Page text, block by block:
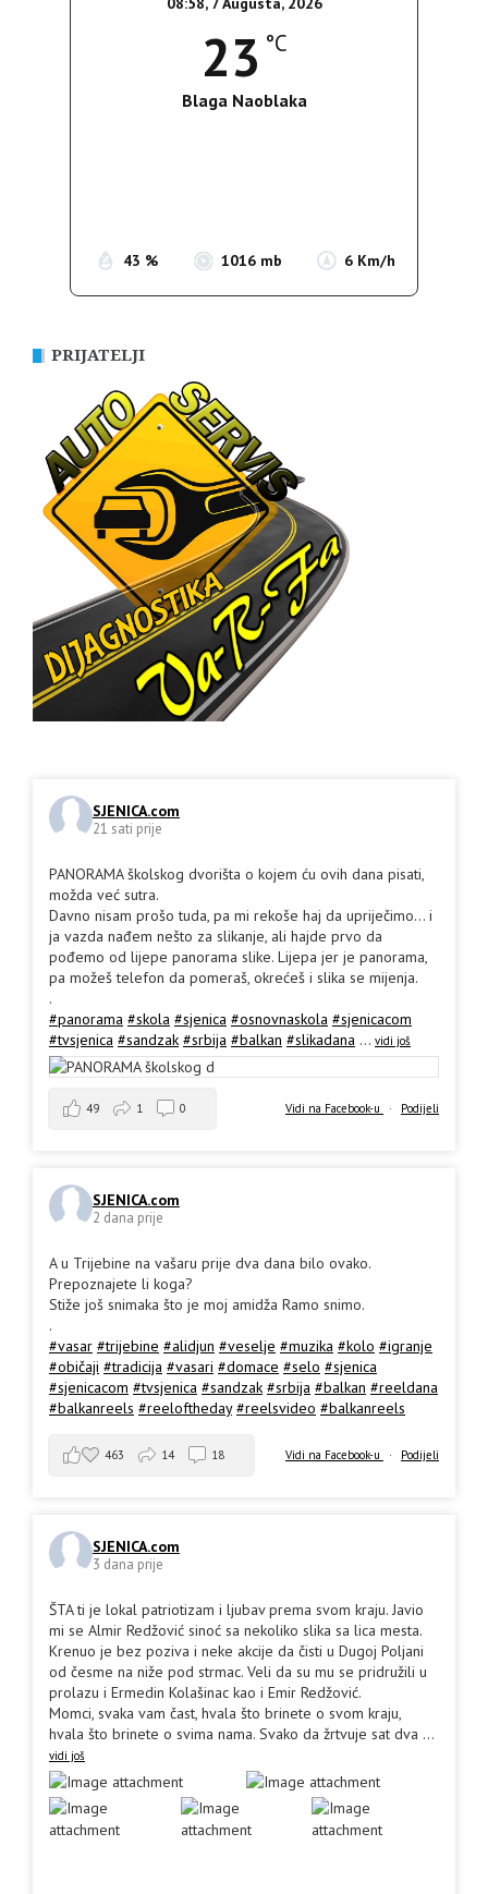
23 °C
Blaga Naoblaka
43 % 1016 mb 6 Km/h
PRIJATELJI
SJENICA.com
21 sati prije
PANORAMA školskog dvorišta o kojem ću ovih dana pisati,
možda već sutra.
Davno nisam prošo tuda, pa mi rekoše haj da upriječimo... i
ja vazda nađem nešto za slikanje, ali hajde prvo da
pođemo od lijepe panorama slike. Lijepa jer je panorama,
pa možeš telefon da pomeraš, okrećeš i slika se mijenja.
.
#panorama #skola #sjenica #osnovnaskola #sjenicacom
#tvsjenica #sandzak #srbija #balkan #slikadana ... vidi još
Vidi na Facebook-u · Podijeli
49 1 0
SJENICA.com
2 dana prije
A u Trijebine na vašaru prije dva dana bilo ovako.
Prepoznajete li koga?
Stiže još snimaka što je moj amidža Ramo snimo.
.
#vasar #trijebine #alidjun #veselje #muzika #kolo #igranje
#običaji #tradicija #vasari #domace #selo #sjenica
#sjenicacom #tvsjenica #sandzak #srbija #balkan #reeldana
#balkanreels #reeloftheday #reelsvideo #balkanreels
Vidi na Facebook-u · Podijeli
463 14 18
SJENICA.com
3 dana prije
ŠTA ti je lokal patriotizam i ljubav prema svom kraju. Javio
mi se Almir Redžović sinoć sa nekoliko slika sa lica mesta.
Krenuo je bez poziva i neke akcije da čisti u Dugoj Poljani
od česme na niže pod strmac. Veli da su mu se pridružili u
prolazu i Ermedin Kolašinac kao i Emir Redžović.
Momci, svaka vam čast, hvala što brinete o svom kraju,
hvala što brinete o svima nama. Svako da žrtvuje sat dva ...
vidi još